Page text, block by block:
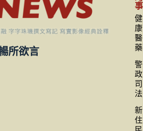
所欲言
事
健
康
醫
藥
警
政
司
法
新
住